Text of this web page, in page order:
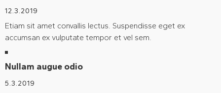
12.3.2019
Etiam sit amet convallis lectus. Suspendisse eget ex
accumsan ex vulputate tempor et vel sem.
Nullam augue odio
5.3.2019